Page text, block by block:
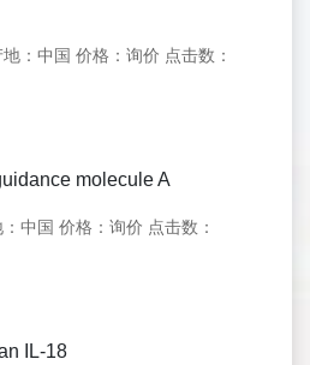
地：中国 价格：询价 点击数：
molecule A
中国 价格：询价 点击数：
IL-18